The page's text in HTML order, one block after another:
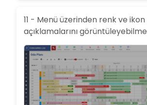
11 - Menü üzerinden renk ve ikon
açıklamalarını görüntüleyebilme